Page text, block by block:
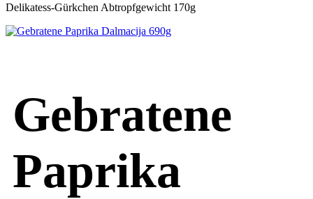
Delikatess-Gürkchen Abtropfgewicht 170g
Gebratene
Paprika